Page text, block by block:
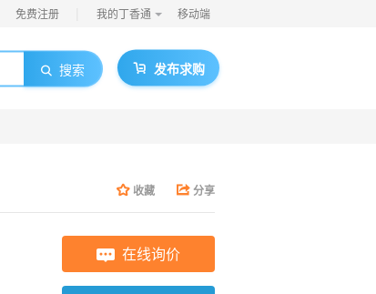
免费注册 我的丁香通 移动端
搜索 发布求购
收藏 分享
在线询价